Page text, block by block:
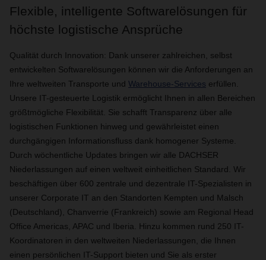
Flexible, intelligente Softwarelösungen für
höchste logistische Ansprüche
Qualität durch Innovation: Dank unserer zahlreichen, selbst
entwickelten Softwarelösungen können wir die Anforderungen an
Ihre weltweiten Transporte und Warehouse-Services erfüllen.
Unsere IT-gesteuerte Logistik ermöglicht Ihnen in allen Bereichen
größtmögliche Flexibilität. Sie schafft Transparenz über alle
logistischen Funktionen hinweg und gewährleistet einen
durchgängigen Informationsfluss dank homogener Systeme.
Durch wöchentliche Updates bringen wir alle DACHSER
Niederlassungen auf einen weltweit einheitlichen Standard. Wir
beschäftigen über 600 zentrale und dezentrale IT-Spezialisten in
unserer Corporate IT an den Standorten Kempten und Malsch
(Deutschland), Chanverrie (Frankreich) sowie am Regional Head
Office Americas, APAC und Iberia. Hinzu kommen rund 250 IT-
Koordinatoren in den weltweiten Niederlassungen, die Ihnen
einen persönlichen IT-Support bieten und Sie als erster